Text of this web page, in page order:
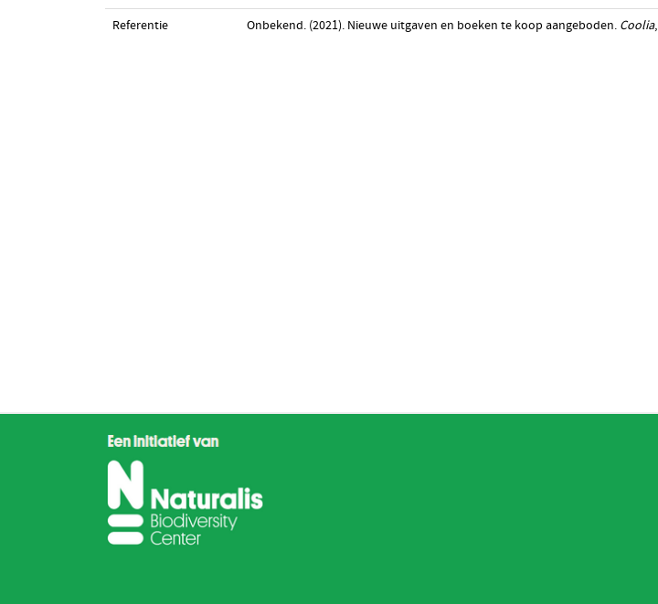
Referentie Onbekend. (2021). Nieuwe uitgaven en boeken te koop aangeboden. Coolia,